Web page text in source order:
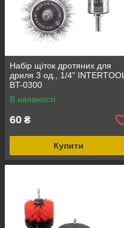
Набір щіток дротяних для
дриля 3 од., 1/4" INTERTOOL
BT-0300
В наявності
60 ₴
Купити